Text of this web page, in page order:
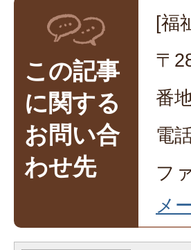
この記事
に関する
お問い合
わせ先
[福
〒
番
電
フ
メ